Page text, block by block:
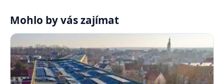
Mohlo by vás zajímat